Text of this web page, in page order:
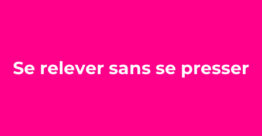
Se relever sans se presser